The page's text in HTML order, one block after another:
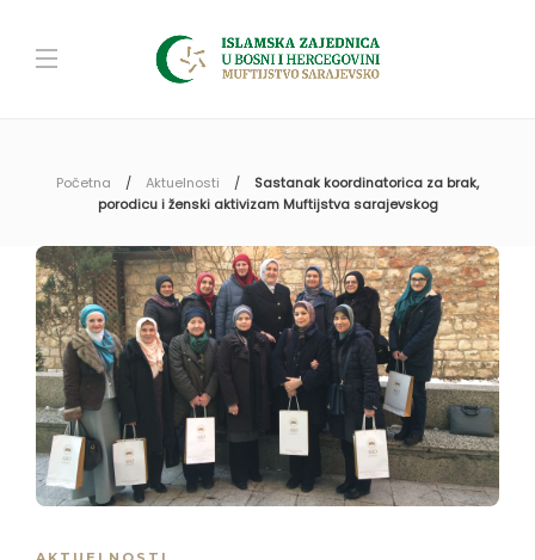
Početna Aktuelnosti
Sastanak koordinatorica za brak,
porodicu i ženski aktivizam Muftijstva sarajevskog